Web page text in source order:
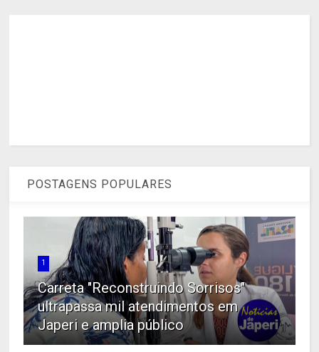
POSTAGENS POPULARES
1
Carreta "Reconstruindo Sorrisos"
ultrapassa mil atendimentos em
Japeri e amplia público